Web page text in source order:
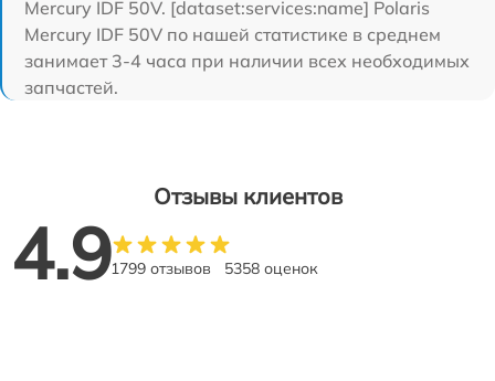
Mercury IDF 50V. [dataset:services:name] Polaris
Mercury IDF 50V по нашей статистике в среднем
занимает 3-4 часа при наличии всех необходимых
запчастей.
Отзывы клиентов
4.91799 отзывов 5358 оценок